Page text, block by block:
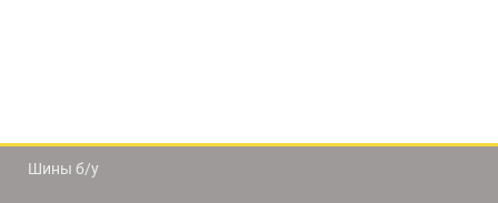
Шины б/у